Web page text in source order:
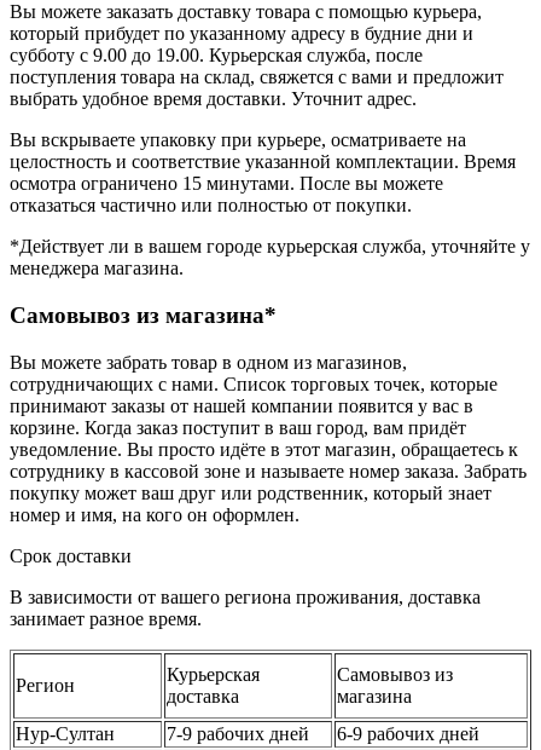
Вы можете заказать доставку товара с помощью курьера,
который прибудет по указанному адресу в будние дни и
субботу с 9.00 до 19.00. Курьерская служба, после
поступления товара на склад, свяжется с вами и предложит
выбрать удобное время доставки. Уточнит адрес.
Вы вскрываете упаковку при курьере, осматриваете на
целостность и соответствие указанной комплектации. Время
осмотра ограничено 15 минутами. После вы можете
отказаться частично или полностью от покупки.
*Действует ли в вашем городе курьерская служба, уточняйте у
менеджера магазина.
Самовывоз из магазина*
Вы можете забрать товар в одном из магазинов,
сотрудничающих с нами. Список торговых точек, которые
принимают заказы от нашей компании появится у вас в
корзине. Когда заказ поступит в ваш город, вам придёт
уведомление. Вы просто идёте в этот магазин, обращаетесь к
сотруднику в кассовой зоне и называете номер заказа. Забрать
покупку может ваш друг или родственник, который знает
номер и имя, на кого он оформлен.
Срок доставки
В зависимости от вашего региона проживания, доставка
занимает разное время.
Регион
Курьерская
доставка
Самовывоз из
магазина
Нур-Султан
7-9 рабочих дней
6-9 рабочих дней